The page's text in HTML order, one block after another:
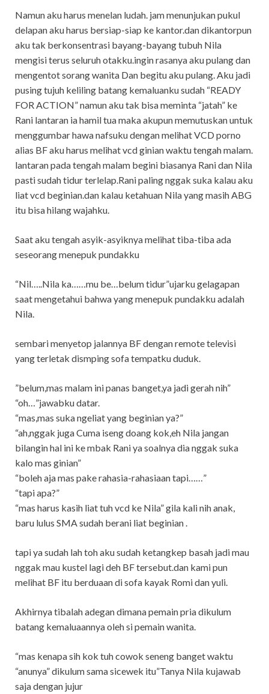
Namun aku harus menelan ludah. jam menunjukan pukul
delapan aku harus bersiap-siap ke kantor.dan dikantorpun
aku tak berkonsentrasi bayang-bayang tubuh Nila
mengisi terus seluruh otakku.ingin rasanya aku pulang dan
mengentot sorang wanita Dan begitu aku pulang. Aku jadi
pusing tujuh keliling batang kemaluanku sudah “READY
FOR ACTION” namun aku tak bisa meminta “jatah” ke
Rani lantaran ia hamil tua maka akupun memutuskan untuk
menggumbar hawa nafsuku dengan melihat VCD porno
alias BF aku harus melihat vcd ginian waktu tengah malam.
lantaran pada tengah malam begini biasanya Rani dan Nila
pasti sudah tidur terlelap.Rani paling nggak suka kalau aku
liat vcd beginian.dan kalau ketahuan Nila yang masih ABG
itu bisa hilang wajahku.
Saat aku tengah asyik-asyiknya melihat tiba-tiba ada
seseorang menepuk pundakku
“Nil…..Nila ka……mu be…belum tidur”ujarku gelagapan
saat mengetahui bahwa yang menepuk pundakku adalah
Nila.
sembari menyetop jalannya BF dengan remote televisi
yang terletak dismping sofa tempatku duduk.
”belum,mas malam ini panas banget,ya jadi gerah nih”
“oh…”jawabku datar.
“mas,mas suka ngeliat yang beginian ya?”
“ah,nggak juga Cuma iseng doang kok,eh Nila jangan
bilangin hal ini ke mbak Rani ya soalnya dia nggak suka
kalo mas ginian”
“boleh aja mas pake rahasia-rahasiaan tapi……”
“tapi apa?”
“mas harus kasih liat tuh vcd ke Nila” gila kali nih anak,
baru lulus SMA sudah berani liat beginian .
tapi ya sudah lah toh aku sudah ketangkep basah jadi mau
nggak mau kustel lagi deh BF tersebut.dan kami pun
melihat BF itu berduaan di sofa kayak Romi dan yuli.
Akhirnya tibalah adegan dimana pemain pria dikulum
batang kemaluaannya oleh si pemain wanita.
“mas kenapa sih kok tuh cowok seneng banget waktu
“anunya” dikulum sama sicewek itu”Tanya Nila kujawab
saja dengan jujur